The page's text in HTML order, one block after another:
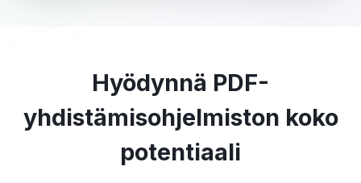
Hyödynnä PDF-
yhdistämisohjelmiston koko
potentiaali